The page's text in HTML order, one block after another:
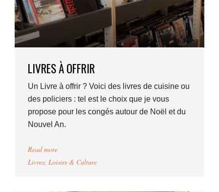
LIVRES À OFFRIR
Un Livre à offrir ? Voici des livres de cuisine ou
des policiers : tel est le choix que je vous
propose pour les congés autour de Noël et du
Nouvel An.
Read more
Livres, Loisirs & Culture